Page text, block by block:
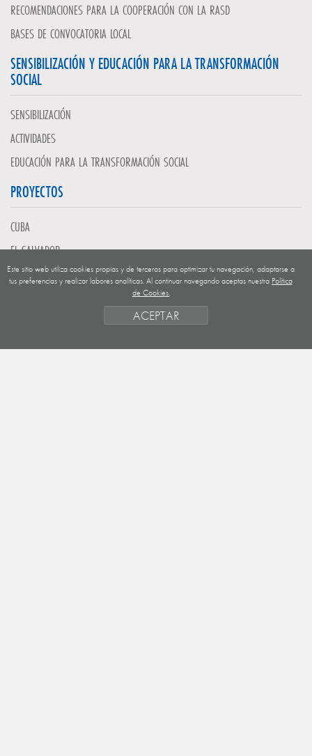
Este sitio web utiliza cookies propias y de terceros para optimizar tu navegación, adaptarse a
tus preferencias y realizar labores analíticas. Al continuar navegando aceptas nuestra Política
de Cookies.
ACEPTAR
RECOMENDACIONES PARA LA COOPERACIÓN CON LA RASD
BASES DE CONVOCATORIA LOCAL
SENSIBILIZACIÓN Y EDUCACIÓN PARA LA TRANSFORMACIÓN
SOCIAL
SENSIBILIZACIÓN
ACTIVIDADES
EDUCACIÓN PARA LA TRANSFORMACIÓN SOCIAL
PROYECTOS
CUBA
EL SALVADOR
GUATEMALA
EUROPA